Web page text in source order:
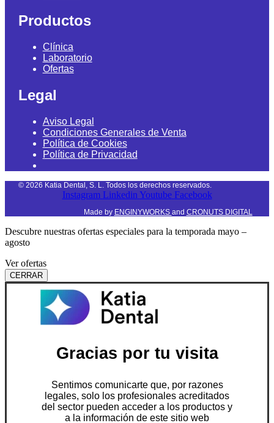
Productos
Clínica
Laboratorio
Ofertas
Legal
Aviso Legal
Condiciones Generales de Venta
Política de Cookies
Política de Privacidad
© 2026 Katia Dental, S. L. Todos los derechos reservados.
Instagram Linkedin Youtube Facebook
Made by ENGINYWORKS and CRONUTS DIGITAL
Descubre nuestras ofertas especiales para la temporada mayo –
agosto
Ver ofertas
CERRAR
Gracias por tu visita
Sentimos comunicarte que, por razones
legales, solo los profesionales acreditados
del sector pueden acceder a los productos y
a la información de este sitio web